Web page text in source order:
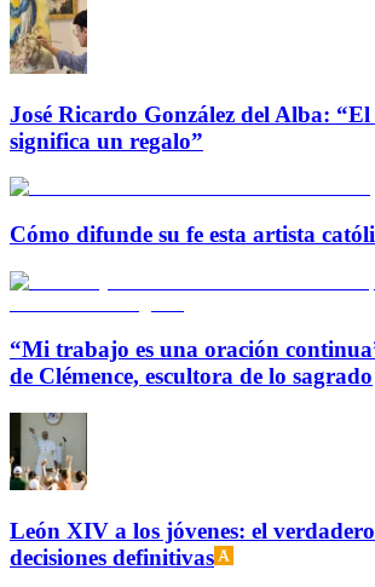
José Ricardo González del Alba:
significa un regalo”
Cómo difunde su fe esta artista
“Mi trabajo es una oración
de Clémence, escultora de lo sagrado
León XIV a los jóvenes: el
decisiones definitivas